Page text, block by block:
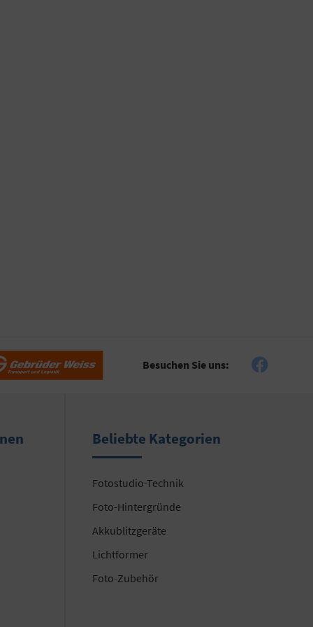
Besuchen Sie uns:
Beliebte Kategorien
Fotostudio-Technik
Foto-Hintergründe
Akkublitzgeräte
Lichtformer
Foto-Zubehör